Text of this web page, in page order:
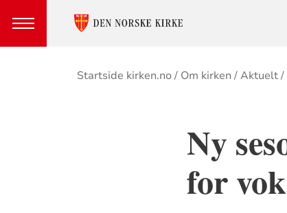
Brødsmulesti
Startside kirken.no Om kirken Aktuelt
Ny
for